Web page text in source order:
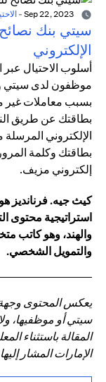
-
سيتي بنك نصائح
الإلكتروني
أسلوب الاحتيال عبر
موظفون لدى سيتي
بسبب معاملات غير
بطاقتك عن طريق
الإلكتروني
بطاقتك وكلمة
إلكتروني مزيف.
كيث جيه. فرنانديز
استراتيجية محتوى
والهند، وهو كاتب
والتمويل الشخصي.
يعكس المحتوى
سيتي أو موظفيها،
المقالة باستثناء
الإمارات المشار